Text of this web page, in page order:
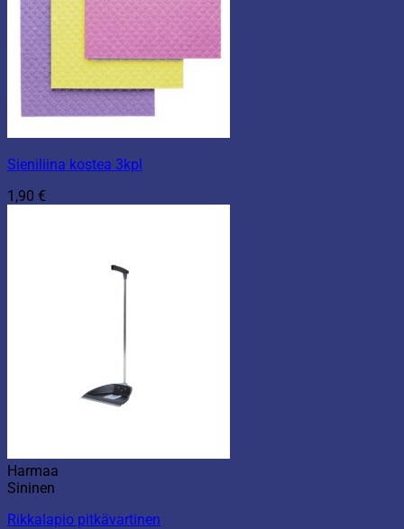
Sieniliina kostea 3kpl
1,90 €
Harmaa
Sininen
Rikkalapio pitkävartinen